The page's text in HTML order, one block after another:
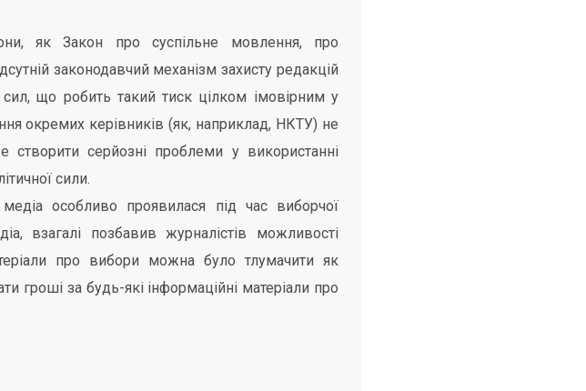
як Закон про суспільне мовлення, про
законодавчий механізм захисту редакцій
сил, що робить такий тиск цілком імовірним у
окремих керівників (як, наприклад, НКТУ) не
серйозні проблеми у використанні
сили.
особливо проявилася під час виборчої
взагалі позбавив журналістів можливості
про вибори можна було тлумачити як
гроші за будь-які інформаційні матеріали про